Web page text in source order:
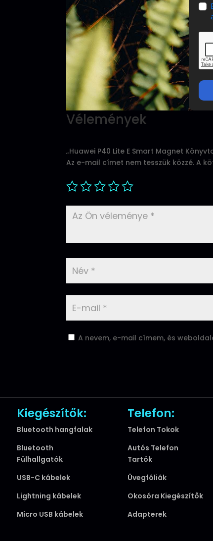
Vélemények
„Huawei P40 Lite E Smart Magnet
Az e-mail címet nem tesszük közzé. A
A nevem, e-mail címem, és
Kiegészítők:
Bluetooth hangfalak
Bluetooth
Fülhallgatók
USB-C kábelek
Lightning kábelek
Micro USB kábelek
Telefon:
Telefon Tokok
Autós Telefon
Tartók
Üvegfóliák
Okosóra Kiegészítők
Adapterek